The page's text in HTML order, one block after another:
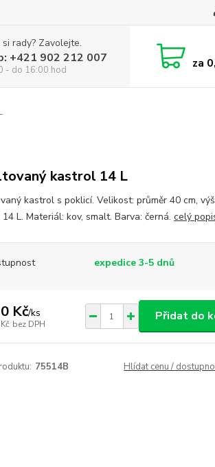
rady? Zavolejte.
+421 902 212 007
- do 16:00 hod za
kastrol 14 L
kastrol s poklicí. Velikost: průměr 40 cm,
14 L. Materiál: kov, smalt. Barva: černá. celý
expedice 3-5 dnů
Kč/ks
bez DPH
Přidat do
75514B Hlídat cenu /